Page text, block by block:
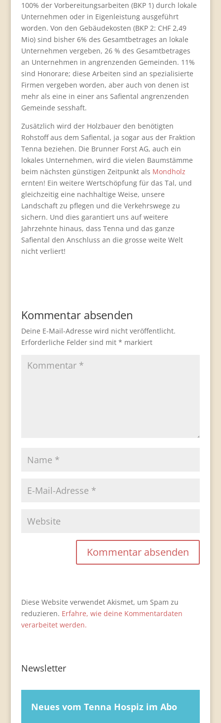
100% der Vorbereitungsarbeiten (BKP 1) durch lokale
Unternehmen oder in Eigenleistung ausgeführt
worden. Von den Gebäudekosten (BKP 2: CHF 2,49
Mio) sind bisher 6% des Gesamtbetrages an lokale
Unternehmen vergeben, 26 % des Gesamtbetrages
an Unternehmen in angrenzenden Gemeinden. 11%
sind Honorare; diese Arbeiten sind an spezialisierte
Firmen vergeben worden, aber auch von denen ist
mehr als eine in einer ans Safiental angrenzenden
Gemeinde sesshaft.
Zusätzlich wird der Holzbauer den benötigten
Rohstoff aus dem Safiental, ja sogar aus der Fraktion
Tenna beziehen. Die Brunner Forst AG, auch ein
lokales Unternehmen, wird die vielen Baumstämme
beim nächsten günstigen Zeitpunkt als Mondholz
ernten! Ein weitere Wertschöpfung für das Tal, und
gleichzeitig eine nachhaltige Weise, unsere
Landschaft zu pflegen und die Verkehrswege zu
sichern. Und dies garantiert uns auf weitere
Jahrzehnte hinaus, dass Tenna und das ganze
Safiental den Anschluss an die grosse weite Welt
nicht verliert!
Kommentar absenden
Deine E-Mail-Adresse wird nicht veröffentlicht.
Erforderliche Felder sind mit * markiert
Diese Website verwendet Akismet, um Spam zu
reduzieren. Erfahre, wie deine Kommentardaten
verarbeitet werden.
Newsletter
Neues vom Tenna Hospiz im Abo